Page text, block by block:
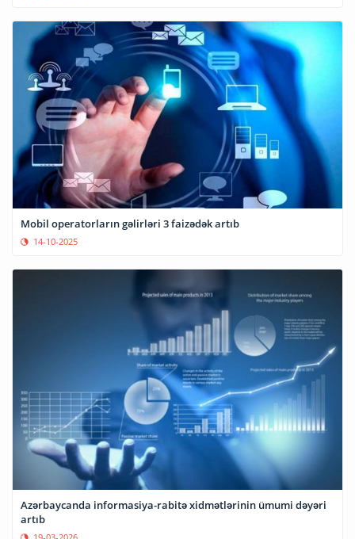
Mobil operatorların gəlirləri 3 faizədək artıb
14-10-2025
Azərbaycanda informasiya-rabitə xidmətlərinin ümumi dəyəri
artıb